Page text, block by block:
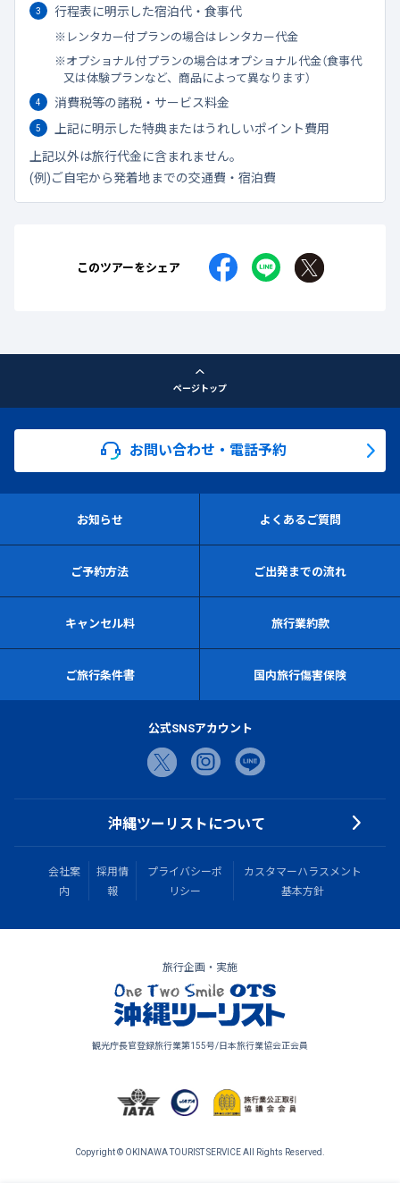
行程表に明示した宿泊代・食事代
レンタカー付プランの場合はレンタカー代金
オプショナル付プランの場合はオプショナル代金（食事代
又は体験プランなど、商品によって異なります）
消費税等の諸税・サービス料金
上記に明示した特典またはうれしいポイント費用
上記以外は旅行代金に含まれません。
(例)ご自宅から発着地までの交通費・宿泊費
このツアーをシェア
ページトップ
お問い合わせ・電話予約
お知らせ よくあるご質問
ご予約方法 ご出発までの流れ
キャンセル料 旅行業約款
ご旅行条件書 国内旅行傷害保険
公式SNSアカウント
沖縄ツーリストについて
会社案
内
採用情
報
プライバシーポ
リシー
カスタマーハラスメント
基本方針
旅行企画・実施
観光庁長官登録旅行業第155号/日本旅行業協会正会員
Copyright © OKINAWA TOURIST SERVICE All Rights Reserved.